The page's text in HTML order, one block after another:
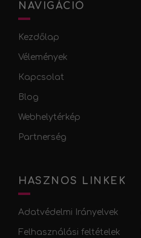
NAVIGÁCIÓ
Kezdőlap
Vélemények
Кapcsolat
Blog
Webhelytérkép
Partnerség
HASZNOS LINKEK
Adatvédelmi Irányelvek
Felhasználási feltételek